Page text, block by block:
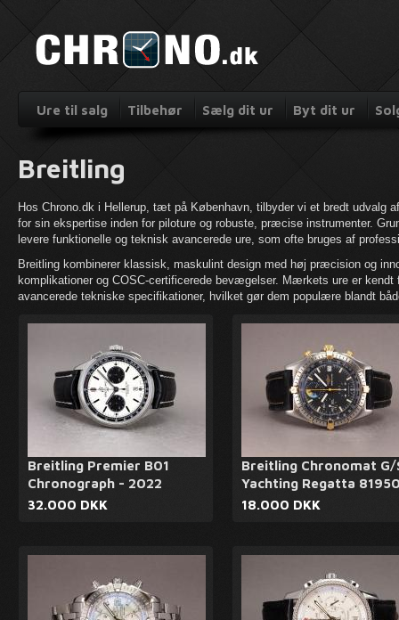
Ure til salg Tilbehør Sælg dit ur Byt dit ur
Breitling
Hos Chrono.dk i Hellerup, tæt på København, tilbyder vi et bredt udvalg
for sin ekspertise inden for piloture og robuste, præcise instrumenter.
levere funktionelle og teknisk avancerede ure, som ofte bruges af
Breitling kombinerer klassisk, maskulint design med høj præcision og
komplikationer og COSC-certificerede bevægelser. Mærkets ure er
avancerede tekniske specifikationer, hvilket gør dem populære blandt
Breitling Premier B01
Chronograph - 2022
32.000 DKK
Breitling Chronomat G/
Yachting Regatta
18.000 DKK